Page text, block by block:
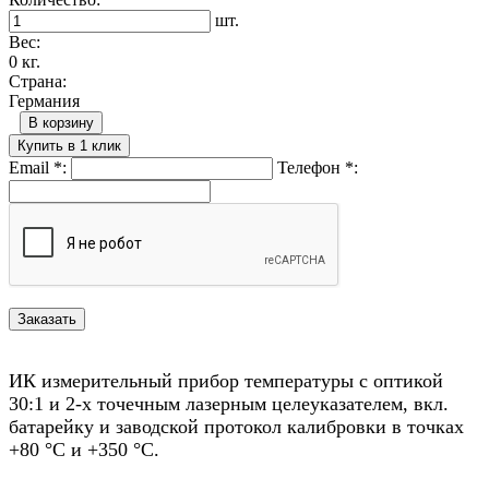
шт.
Вес:
0 кг.
Страна:
Германия
В корзину
Купить в 1 клик
Email *: Телефон *:
ИК измерительный прибор температуры с оптикой
30:1 и 2-х точечным лазерным целеуказателем, вкл.
батарейку и заводской протокол калибровки в точках
+80 °C и +350 °C.